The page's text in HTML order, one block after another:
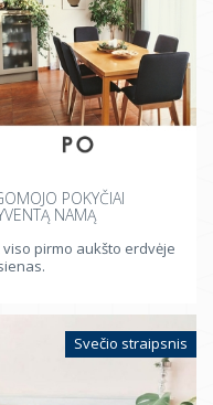
POKYČIAI
NAMĄ
pirmo aukšto erdvėje
Svečio straipsnis